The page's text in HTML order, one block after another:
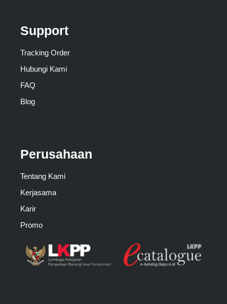
Support
Tracking Order
Hubungi Kami
FAQ
Blog
Perusahaan
Tentang Kami
Kerjasama
Karir
Promo